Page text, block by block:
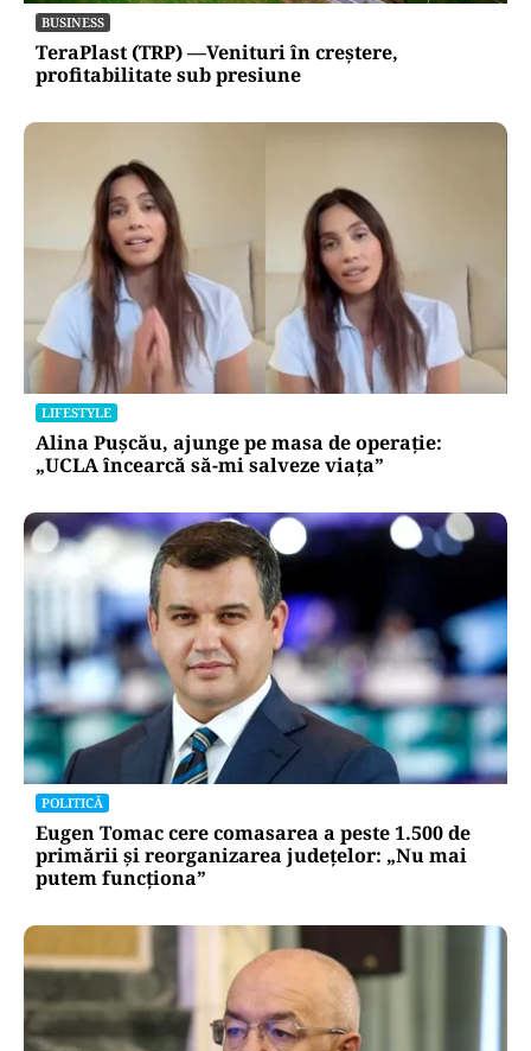
BUSINESS
TeraPlast (TRP) —Venituri în creștere,
profitabilitate sub presiune
LIFESTYLE
Alina Pușcău, ajunge pe masa de operație:
„UCLA încearcă să-mi salveze viața”
POLITICĂ
Eugen Tomac cere comasarea a peste 1.500 de
primării și reorganizarea județelor: „Nu mai
putem funcționa”